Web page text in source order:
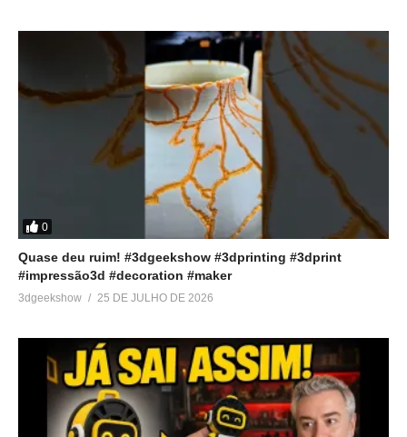
0
Quase deu ruim! #3dgeekshow #3dprinting #3dprint
#impressão3d #decoration #maker
3dgeekshow 25 DE JULHO DE 2026